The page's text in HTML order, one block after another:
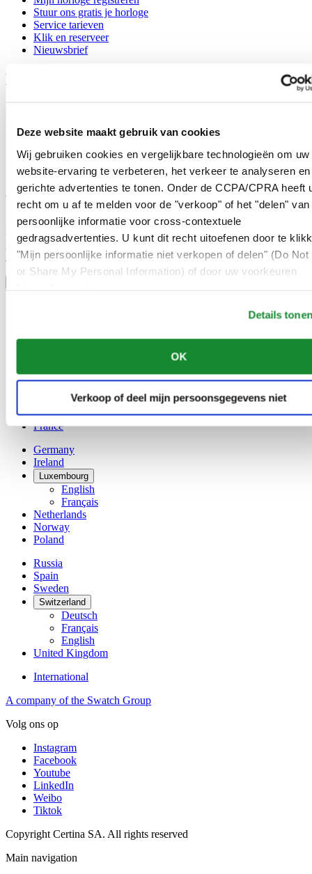
Deze website maakt gebruik van cookies
Wij gebruiken cookies en vergelijkbare technologieën om uw
website-ervaring te verbeteren, het verkeer te analyseren en
gerichte advertenties te tonen. Onder de CCPA/CPRA heeft
recht om u af te melden voor de "verkoop" of het "delen" van
persoonlijke informatie voor cross-contextuele
gedragsadvertenties. U kunt dit recht uitoefenen door te
"Mijn persoonlijke informatie niet verkopen of delen" (Do Not
or Share My Personal Information) of door uw voorkeuren
Details
OK
Verkoop of deel mijn persoonsgegevens niet
Stuur ons gratis je horloge
Service tarieven
Klik en reserveer
Nieuwsbrief
Legal
Cookie meldingen
Verkoopvoorwaarden
Herroeping van de overeenkomst
Word lid van de CERTINA club
Meld je aan en ontvang exclusieve aanbiedingen en
productrecensies
Schrijf je in!
Selecteer een land/regio
English
Denmark
Finland
France
Germany
Ireland
Luxembourg
English
Français
Netherlands
Norway
Poland
Russia
Spain
Sweden
Switzerland
Deutsch
Français
English
United Kingdom
International
A company of the Swatch Group
Volg ons op
Instagram
Facebook
Youtube
LinkedIn
Weibo
Tiktok
Copyright Certina SA. All rights reserved
Main navigation